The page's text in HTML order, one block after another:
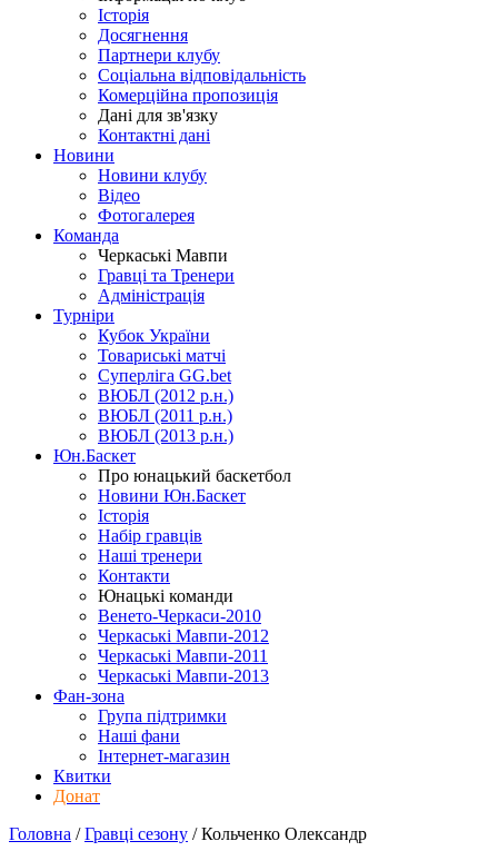
Історія
Досягнення
Партнери клубу
Соціальна відповідальність
Комерційна пропозиція
Дані для зв'язку
Контактні дані
Новини
Новини клубу
Відео
Фотогалерея
Команда
Черкаські Мавпи
Гравці та Тренери
Адміністрація
Турніри
Кубок України
Товариські матчі
Суперліга GG.bet
ВЮБЛ (2012 р.н.)
ВЮБЛ (2011 р.н.)
ВЮБЛ (2013 р.н.)
Юн.Баскет
Про юнацький баскетбол
Новини Юн.Баскет
Історія
Набір гравців
Наші тренери
Контакти
Юнацькі команди
Венето-Черкаси-2010
Черкаські Мавпи-2012
Черкаські Мавпи-2011
Черкаські Мавпи-2013
Фан-зона
Група підтримки
Наші фани
Інтернет-магазин
Квитки
Донат
Головна /Гравці сезону /Кольченко Олександр